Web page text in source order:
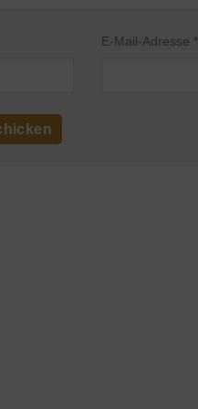
E-Mail-Adresse *